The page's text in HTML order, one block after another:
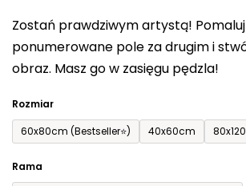
Zostań prawdziwym artystą!
ponumerowane pole za drugim i
obraz. Masz go w zasięgu pędzla!
Rozmiar
60x80cm (Bestseller⭐)
40x60cm
Rama
na
5
gwiazdek.